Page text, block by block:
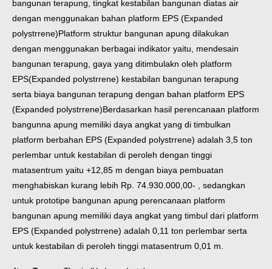
bangunan terapung, tingkat kestabilan bangunan diatas air
dengan menggunakan bahan platform EPS (Expanded
polystrrene)Platform struktur bangunan apung dilakukan
dengan menggunakan berbagai indikator yaitu, mendesain
bangunan terapung, gaya yang ditimbulakn oleh platform
EPS(Expanded polystrrene) kestabilan bangunan terapung
serta biaya bangunan terapung dengan bahan platform EPS
(Expanded polystrrene)Berdasarkan hasil perencanaan platform
bangunna apung memiliki daya angkat yang di timbulkan
platform berbahan EPS (Expanded polystrrene) adalah 3,5 ton
perlembar untuk kestabilan di peroleh dengan tinggi
matasentrum yaitu +12,85 m dengan biaya pembuatan
menghabiskan kurang lebih Rp. 74.930.000,00- , sedangkan
untuk prototipe bangunan apung perencanaan platform
bangunan apung memiliki daya angkat yang timbul dari platform
EPS (Expanded polystrrene) adalah 0,11 ton perlembar serta
untuk kestabilan di peroleh tinggi matasentrum 0,01 m.